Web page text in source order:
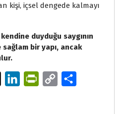
kişi, içsel dengede kalmayı
duyduğu saygının
sağlam bir yapı, ancak